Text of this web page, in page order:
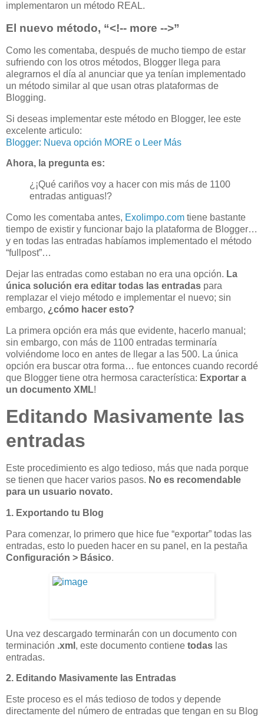
implementaron un método REAL.
El nuevo método, “<!-- more -->”
Como les comentaba, después de mucho tiempo de estar
sufriendo con los otros métodos, Blogger llega para
alegrarnos el día al anunciar que ya tenían implementado
un método similar al que usan otras plataformas de
Blogging.
Si deseas implementar este método en Blogger, lee este
excelente articulo:
Blogger: Nueva opción MORE o Leer Más
Ahora, la pregunta es:
¿¡Qué cariños voy a hacer con mis más de 1100
entradas antiguas!?
Como les comentaba antes, Exolimpo.com tiene bastante
tiempo de existir y funcionar bajo la plataforma de Blogger…
y en todas las entradas habíamos implementado el método
“fullpost”…
Dejar las entradas como estaban no era una opción. La
única solución era editar todas las entradas para
remplazar el viejo método e implementar el nuevo; sin
embargo, ¿cómo hacer esto?
La primera opción era más que evidente, hacerlo manual;
sin embargo, con más de 1100 entradas terminaría
volviéndome loco en antes de llegar a las 500. La única
opción era buscar otra forma… fue entonces cuando recordé
que Blogger tiene otra hermosa característica: Exportar a
un documento XML!
Editando Masivamente las
entradas
Este procedimiento es algo tedioso, más que nada porque
se tienen que hacer varios pasos. No es recomendable
para un usuario novato.
1. Exportando tu Blog
Para comenzar, lo primero que hice fue “exportar” todas las
entradas, esto lo pueden hacer en su panel, en la pestaña
Configuración > Básico.
Una vez descargado terminarán con un documento con
terminación .xml , este documento contiene todas las
entradas.
2. Editando Masivamente las Entradas
Este proceso es el más tedioso de todos y depende
directamente del número de entradas que tengan en su Blog